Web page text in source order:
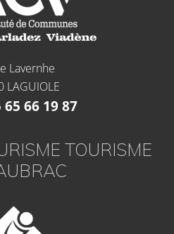
Lavernhe
LAGUIOLE
65 66 19 87
TOURISME